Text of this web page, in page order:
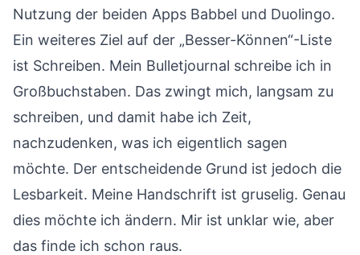
Nutzung der beiden Apps Babbel und Duolingo.
Ein weiteres Ziel auf der „Besser-Können“-Liste
ist Schreiben. Mein Bulletjournal schreibe ich in
Großbuchstaben. Das zwingt mich, langsam zu
schreiben, und damit habe ich Zeit,
nachzudenken, was ich eigentlich sagen
möchte. Der entscheidende Grund ist jedoch die
Lesbarkeit. Meine Handschrift ist gruselig. Genau
dies möchte ich ändern. Mir ist unklar wie, aber
das finde ich schon raus.